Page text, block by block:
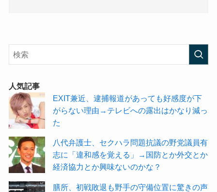
人気記事
EXIT兼近、逮捕報道があっても好感度が下
がらない理由→テレビへの露出はかなり減っ
た
八代弁護士、セクハラ問題抗議の野党議員有
志に「違和感を覚える」→国防とか外交とか
経済協力とか興味ないのかな？
膳所、初戦敗退も野手の守備位置に驚きの声